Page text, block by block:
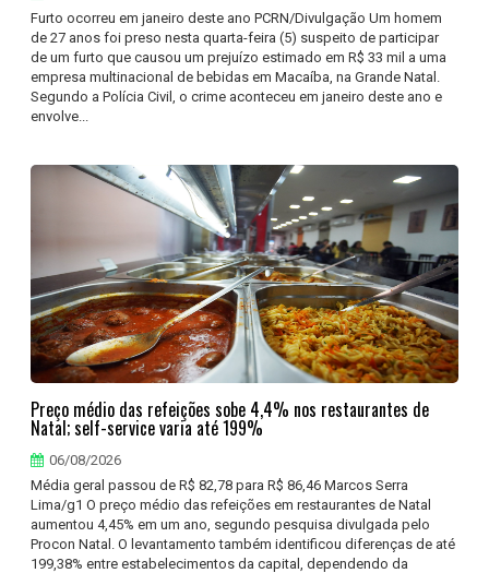
Furto ocorreu em janeiro deste ano PCRN/Divulgação Um homem
de 27 anos foi preso nesta quarta-feira (5) suspeito de participar
de um furto que causou um prejuízo estimado em R$ 33 mil a uma
empresa multinacional de bebidas em Macaíba, na Grande Natal.
Segundo a Polícia Civil, o crime aconteceu em janeiro deste ano e
envolve...
Preço médio das refeições sobe 4,4% nos restaurantes de
Natal; self-service varia até 199%
06/08/2026
Média geral passou de R$ 82,78 para R$ 86,46 Marcos Serra
Lima/g1 O preço médio das refeições em restaurantes de Natal
aumentou 4,45% em um ano, segundo pesquisa divulgada pelo
Procon Natal. O levantamento também identificou diferenças de até
199,38% entre estabelecimentos da capital, dependendo da